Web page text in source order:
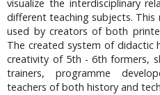
visualize the interdisciplinary
different teaching subjects.
used by creators of both
The created system of didactic
creativity of 5th - 6th formers,
trainers, programme
teachers of both history and